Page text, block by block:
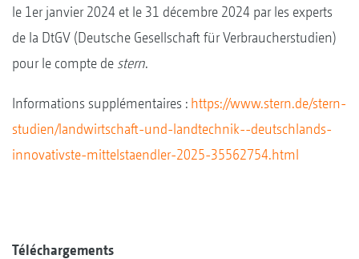
le 1er janvier 2024 et le 31 décembre 2024 par les experts
de la DtGV (Deutsche Gesellschaft für Verbraucherstudien)
pour le compte de stern.
Informations supplémentaires : https://www.stern.de/stern-
studien/landwirtschaft-und-landtechnik--deutschlands-
innovativste-mittelstaendler-2025-35562754.html
Téléchargements